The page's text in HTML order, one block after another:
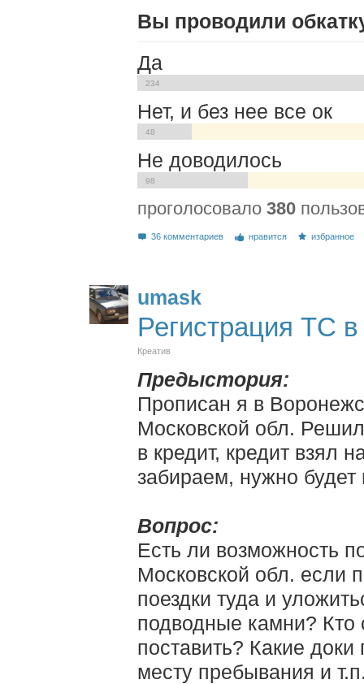
Вы проводили
Да
234
Нет, и без нее все ок
48
Не доводилось
98
проголосовало 380
36 комментариев нравится избранное
umask
Регистрация ТС
Креатив
Предыстория:
Прописан я в
Московской обл.
в кредит, кредит взял
забираем, нужно будет
Вопрос:
Есть ли возможность
Московской обл. если
поездки туда и
подводные камни? Кто
поставить? Какие
месту пребывания и